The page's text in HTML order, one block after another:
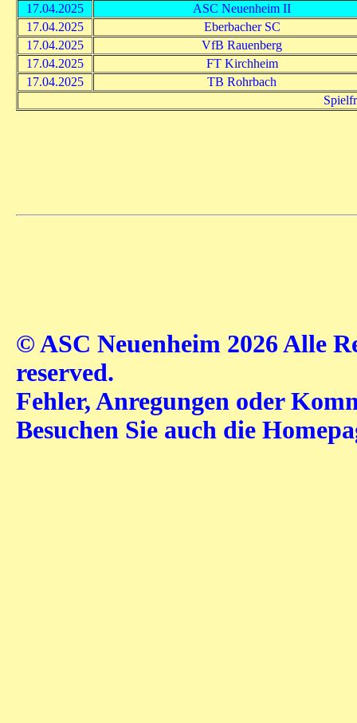
17.04.2025
ASC Neuenheim II
17.04.2025
Eberbacher SC
17.04.2025
VfB Rauenberg
17.04.2025
FT Kirchheim
17.04.2025
TB Rohrbach
© ASC Neuenheim 2026 Alle
reserved.
Fehler, Anregungen oder
Besuchen Sie auch die